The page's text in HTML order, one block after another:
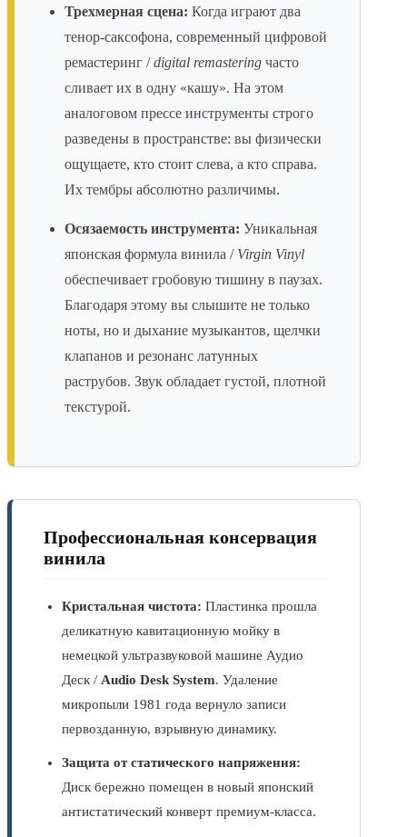
Трехмерная сцена: Когда играют два
тенор-саксофона, современный цифровой
ремастеринг /digital remastering часто
сливает их в одну «кашу». На этом
аналоговом прессе инструменты строго
разведены в пространстве: вы физически
ощущаете, кто стоит слева, а кто справа.
Их тембры абсолютно различимы.
Осязаемость инструмента: Уникальная
японская формула винила / Virgin Vinyl
обеспечивает гробовую тишину в паузах.
Благодаря этому вы слышите не только
ноты, но и дыхание музыкантов, щелчки
клапанов и резонанс латунных
раструбов. Звук обладает густой, плотной
текстурой.
Профессиональная консервация
винила
Кристальная чистота: Пластинка прошла
деликатную кавитационную мойку в
немецкой ультразвуковой машине Аудио
Деск / Audio Desk System. Удаление
микропыли 1981 года вернуло записи
первозданную, взрывную динамику.
Защита от статического напряжения:
Диск бережно помещен в новый японский
антистатический конверт премиум-класса.